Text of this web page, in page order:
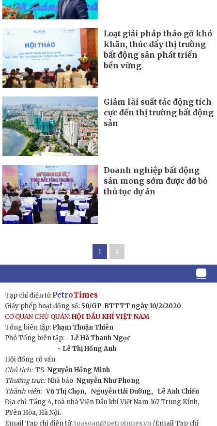
Loạt giải pháp tháo gỡ khó
khăn, thúc đẩy thị trường
bất động sản phát triển
bền vững
Giảm lãi suất tác động tích
cực đến thị trường bất động
sản
Doanh nghiệp bất động
sản mong sớm được dỡ bỏ
thủ tục dự án
1 2
Tạp chí điện tửPetroTimes
Giấy phép hoạt động số: 50/GP-BTTTT ngày 10/2/2020
CƠ QUAN CHỦ QUẢN:HỘI DẦU KHÍ VIỆT NAM
Tổng biên tập: Phạm Thuận Thiên
Phó Tổng biên tập: - Lê Hà Thanh Ngọc
- Lê Thị Hồng Anh
Hội đồng cố vấn
Chủ tịch:TS Nguyễn Hồng Minh
Thường trực: Nhà báo Nguyễn Như Phong
Thành viên: Vũ Thị Chọn, Nguyễn Hải Đường,
Lê Anh Chiến
Địa chỉ: Tầng 4, toà nhà Viện Dầu khí Việt Nam 167 Trung Kính,
P.Yên Hòa, Hà Nội.
Email Tạp chí điện tử:toasoan@petrotimes.vn /Email Tạp chí